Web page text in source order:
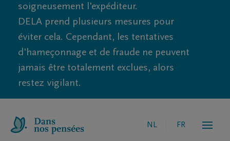
soigneusement l'expéditeur.
DELA prend plusieurs mesures pour
éviter cela. Cependant, les tentatives
d'hameçonnage et de fraude ne peuvent
jamais être totalement exclues, alors
restez vigilant.
NL FR